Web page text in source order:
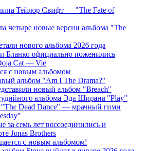
Тейлор Свифт — "The Fate of
четыре новые версии альбома "The
нового альбома 2026 года
Бланко официально поженились
Cat — Vie
с новым альбомом
альбом "Am I The Drama?"
новый альбом "Breach"
альбома Эда Ширана "Play"
"The Dead Dance" — мрачный гимн
за семь лет воссоединились и
Jonas Brothers
с новым альбомом!